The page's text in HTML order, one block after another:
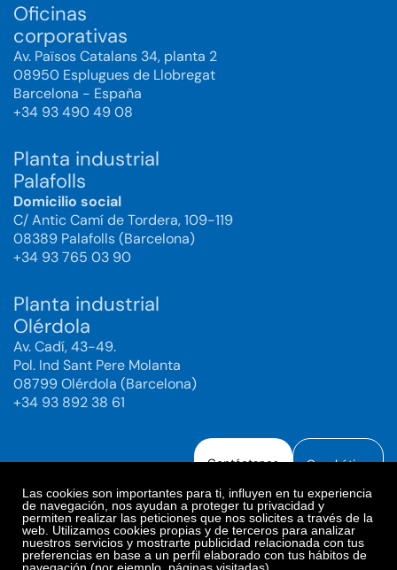
Las cookies son importantes para ti, influyen en tu experiencia
de navegación, nos ayudan a proteger tu privacidad y
permiten realizar las peticiones que nos solicites a través de la
web. Utilizamos cookies propias y de terceros para analizar
nuestros servicios y mostrarte publicidad relacionada con tus
preferencias en base a un perfil elaborado con tus hábitos de
Oficinas
corporativas
Av. Països Catalans 34, planta 2
08950 Esplugues de Llobregat
Barcelona - España
+34 93 490 49 08
Planta industrial
Palafolls
Domicilio social
C/ Antic Camí de Tordera, 109-119
08389 Palafolls (Barcelona)
+34 93 765 03 90
Planta industrial
Olérdola
Av. Cadí, 43-49.
Pol. Ind Sant Pere Molanta
08799 Olérdola (Barcelona)
+34 93 892 38 61
Contáctanos Canal ético
Aviso legal
Política de Privacidad
Política de Redes Sociales
Política de cookies